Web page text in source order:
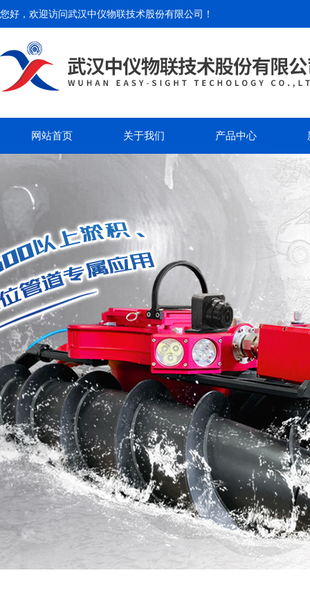
您好，欢迎访问武汉中仪物联技术股份有限公司 ！
网站首页 关于我们 产品中心